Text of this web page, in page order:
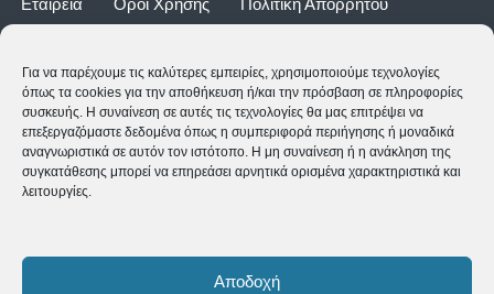
Για να παρέχουμε τις καλύτερες εμπειρίες, χρησιμοποιούμε τεχνολογίες
όπως τα cookies για την αποθήκευση ή/και την πρόσβαση σε πληροφορίες
συσκευής. Η συναίνεση σε αυτές τις τεχνολογίες θα μας επιτρέψει να
επεξεργαζόμαστε δεδομένα όπως η συμπεριφορά περιήγησης ή μοναδικά
αναγνωριστικά σε αυτόν τον ιστότοπο. Η μη συναίνεση ή η ανάκληση της
συγκατάθεσης μπορεί να επηρεάσει αρνητικά ορισμένα χαρακτηριστικά και
λειτουργίες.
Αποδοχή
Εταιρεία Όροι Χρήσης
Πολιτική Απορρήτου
Δευ-Τετ-Σαβ 09:00-15:00 | Τρι-Πεμ-Παρ 10:00-18:00 | Κυρ